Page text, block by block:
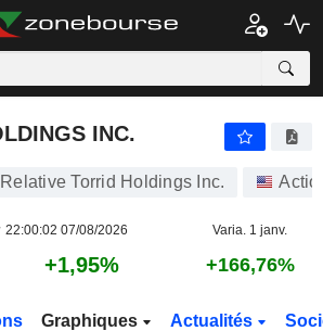
INC.
INC.
Torrid Holdings Inc.
22:00:02 07/08/2026 Varia. 1 janv.
+1,95% +166,76%
Graphiques Actualités